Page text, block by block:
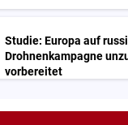
Studie: Europa auf
Drohnenkampagne
vorbereitet